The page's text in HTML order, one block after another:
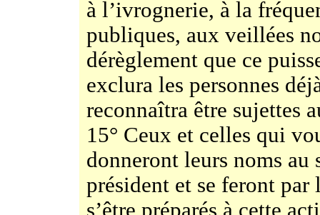
à l’ivrognerie, à la
publiques, aux veillées
dérèglement que ce
exclura les personnes
reconnaîtra être sujettes
15° Ceux et celles qui
donneront leurs noms au
président et se feront
s’être préparés à cette